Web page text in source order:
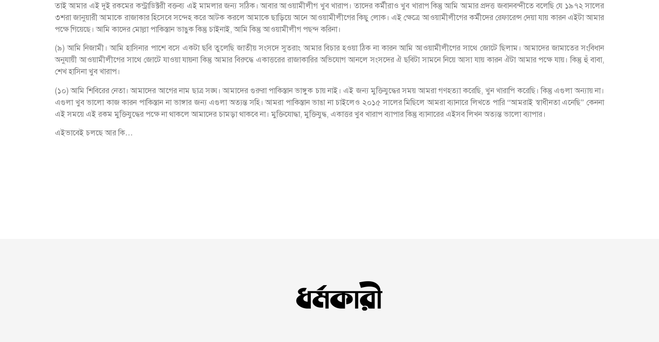
তাই আমার এই দুই রকমের কন্ট্রাডিক্টরী বক্তব্য এই মামলার জন্য সঠিক। আবার আওয়ামীলীগ খুব খারাপ। তাদের কর্মীরাও খুব খারাপ কিন্তু আমি আমার প্রদত্ত জবানবন্দীতে বলেছি যে ১৯৭২ সালের
৩শরা জানুয়ারী আমাকে রাজাকার হিসেবে সন্দেহ করে আটক করলে আমাকে ছাড়িয়ে আনে আওয়ামীলীগের কিছু লোক। এই ক্ষেত্রে আওয়ামীলীগের কর্মীদের রেফারেন্স দেয়া যায় কারন এইটা আমার
পক্ষে গিয়েছে। আমি কাদের মোল্লা পাকিস্তান ভাঙুক কিন্তু চাইনাই, আমি কিন্তু আওয়ামীলীগ পছন্দ করিনা।
(৯) আমি নিজামী। আমি হাসিনার পাশে বসে একটা ছবি তুলেছি জাতীয় সংসদে সুতরাং আমার বিচার হওয়া ঠিক না কারন আমি আওয়ামীলীগের সাথে জোটে ছিলাম। আমাদের জামাতের সংবিধান
অনুযায়ী আওয়ামীলীগের সাথে জোটে যাওয়া যায়না কিন্তু আমার বিরুদ্ধে একাত্তরের রাজাকারির অভিযোগ আনলে সংসদের ঐ ছবিটা সামনে নিয়ে আসা যায় কারন ঐটা আমার পক্ষে যায়। কিন্তু হুঁ বাবা,
শেখ হাসিনা খুব খারাপ।
(১০) আমি শিবিরের নেতা। আমাদের আগের নাম ছাত্র সঙ্ঘ। আমাদের গুরুরা পাকিস্তান ভাঙ্গুক চায় নাই। এই জন্য মুক্তিযুদ্ধের সময় আমরা গণহত্যা করেছি, খুন খারাপি করেছি। কিন্তু এগুলা অন্যায় না।
এগুলা খুব ভালো কাজ কারন পাকিস্তান না ভাঙ্গার জন্য এগুলা অত্যন্ত সহি। আমরা পাকিস্তান ভাঙা না চাইলেও ২০১৫ সালের মিছিলে আমরা ব্যানারে লিখতে পারি “আমরাই স্বাধীনতা এনেছি” কেননা
এই সময়ে এই রকম মুক্তিযুদ্ধের পক্ষে না থাকলে আমাদের চামড়া থাকবে না। মুক্তিযোদ্ধা, মুক্তিযুদ্ধ, একাত্তর খুব খারাপ ব্যাপার কিন্তু ব্যানারের এইসব লিখন অত্যন্ত ভালো ব্যাপার।
এইভাবেই চলছে আর কি…